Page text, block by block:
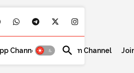
Channel Telegram Channel